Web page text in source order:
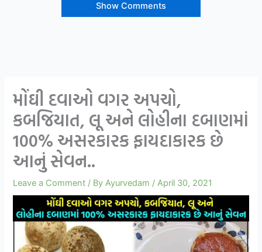
Show Comments
મોંઘી દવાઓ વગર અપચો,
કબજિયાત, લૂ અને લોહીના દબાણમાં
100% અસરકારક ફાયદાકારક છે
આનું સેવન..
Leave a Comment / ByAyurvedam /April 30, 2021